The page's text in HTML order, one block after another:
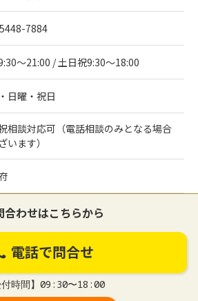
7884
～21:00 / 土日祝9:30～18:00
日曜・祝日
相談対応可（電話相談のみとなる場合
います）
合わせはこちらから
電話で問合せ
付時間】09:30〜18:00